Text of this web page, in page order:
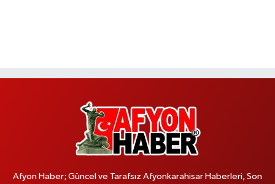
Afyon Haber; Güncel ve Tarafsız Afyonkarahisar Haberleri, Son